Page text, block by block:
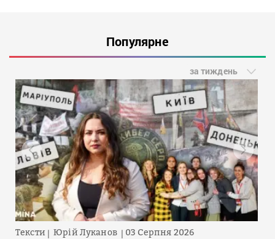
Популярне
за тиждень
Тексти Юрій Луканов 03 Серпня 2026